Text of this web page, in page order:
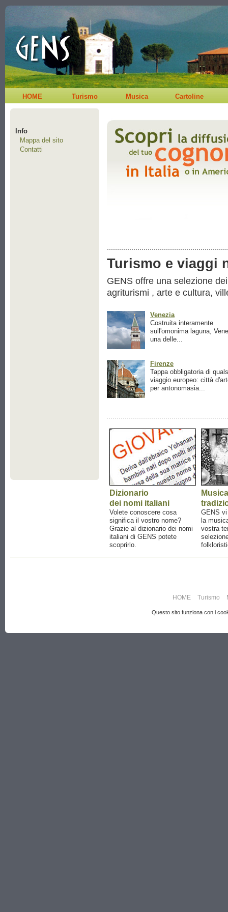
HOME Turismo Musica Cartoline
Info
Mappa del sito
Contatti
Turismo e viaggi
GENS offre una selezione
agriturismi , arte e cultura,
Venezia
Costruita interamente
sull'omonima laguna,
una delle...
Firenze
Tappa obbligatoria di
viaggio europeo: città
per antonomasia...
Dizionario
dei nomi italiani
Volete conoscere cosa
significa il vostro nome?
Grazie al dizionario dei nomi
italiani di GENS potete
scoprirlo.
Musica
GENS
la
vostra
HOME Turismo
Questo sito funziona con i